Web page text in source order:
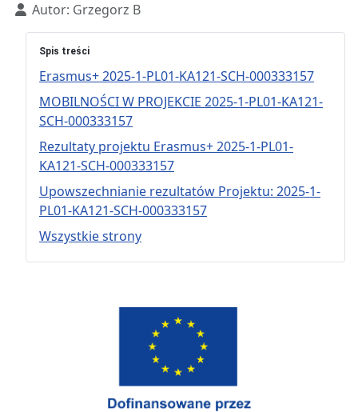
Autor: Grzegorz B
Spis treści
Erasmus+ 2025-1-PL01-KA121-SCH-000333157
MOBILNOŚCI W PROJEKCIE 2025-1-PL01-KA121-
SCH-000333157
Rezultaty projektu Erasmus+ 2025-1-PL01-
KA121-SCH-000333157
Upowszechnianie rezultatów Projektu: 2025-1-
PL01-KA121-SCH-000333157
Wszystkie strony